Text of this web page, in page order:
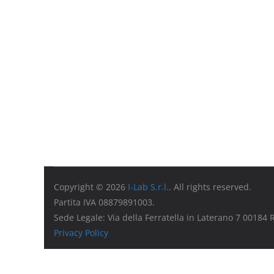
Copyright © 2026 I-Lab S.r.l.. All rights reserved.
Partita IVA 08879891003.
Sede Legale: Via della Ferratella in Laterano 7 00184
Privacy Policy